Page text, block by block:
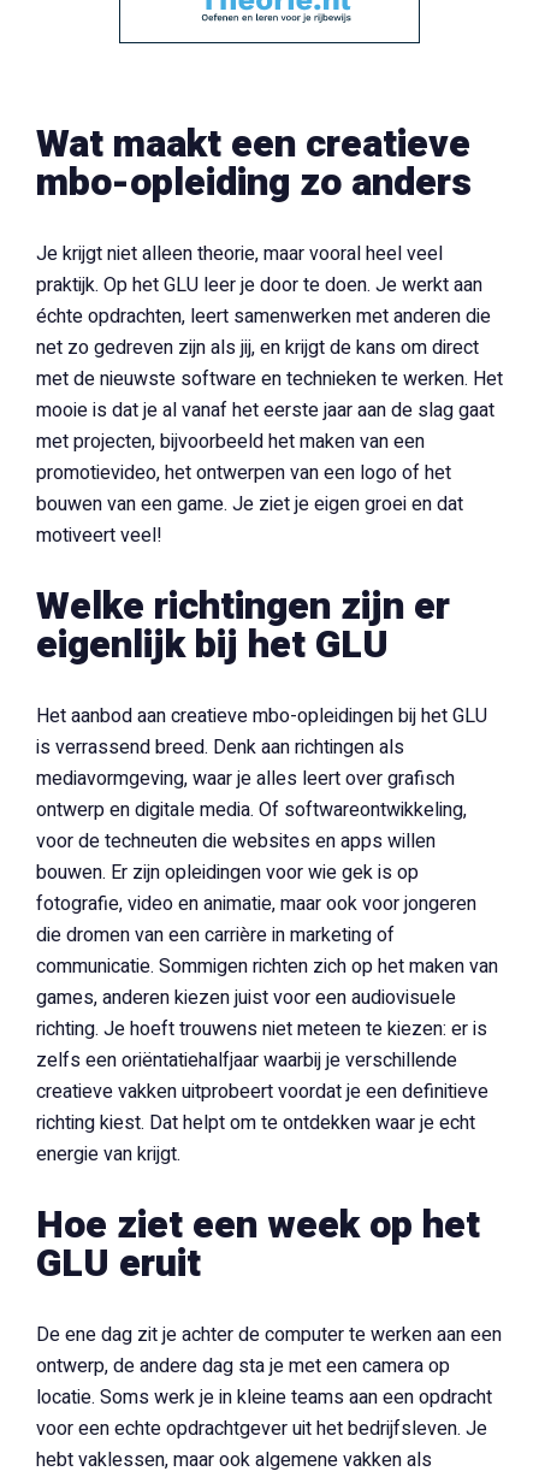
Wat maakt een creatieve
mbo-opleiding zo anders
Je krijgt niet alleen theorie, maar vooral heel veel
praktijk. Op het GLU leer je door te doen. Je werkt aan
échte opdrachten, leert samenwerken met anderen die
net zo gedreven zijn als jij, en krijgt de kans om direct
met de nieuwste software en technieken te werken. Het
mooie is dat je al vanaf het eerste jaar aan de slag gaat
met projecten, bijvoorbeeld het maken van een
promotievideo, het ontwerpen van een logo of het
bouwen van een game. Je ziet je eigen groei en dat
motiveert veel!
Welke richtingen zijn er
eigenlijk bij het GLU
Het aanbod aan creatieve mbo-opleidingen bij het GLU
is verrassend breed. Denk aan richtingen als
mediavormgeving, waar je alles leert over grafisch
ontwerp en digitale media. Of softwareontwikkeling,
voor de techneuten die websites en apps willen
bouwen. Er zijn opleidingen voor wie gek is op
fotografie, video en animatie, maar ook voor jongeren
die dromen van een carrière in marketing of
communicatie. Sommigen richten zich op het maken van
games, anderen kiezen juist voor een audiovisuele
richting. Je hoeft trouwens niet meteen te kiezen: er is
zelfs een oriëntatiehalfjaar waarbij je verschillende
creatieve vakken uitprobeert voordat je een definitieve
richting kiest. Dat helpt om te ontdekken waar je echt
energie van krijgt.
Hoe ziet een week op het
GLU eruit
De ene dag zit je achter de computer te werken aan een
ontwerp, de andere dag sta je met een camera op
locatie. Soms werk je in kleine teams aan een opdracht
voor een echte opdrachtgever uit het bedrijfsleven. Je
hebt vaklessen, maar ook algemene vakken als